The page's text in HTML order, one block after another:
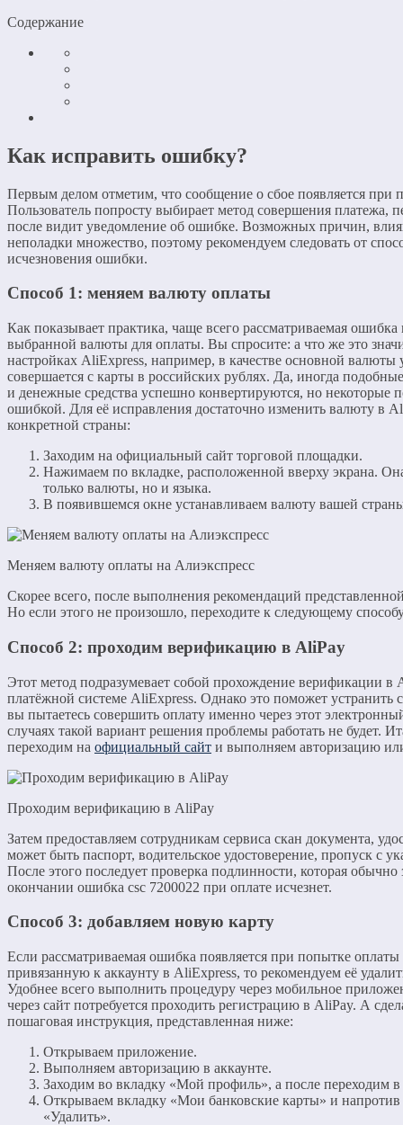
Содержание
Как исправить ошибку?
Первым делом отметим, что сообщение о сбое появляется при
Пользователь попросту выбирает метод совершения платежа,
после видит уведомление об ошибке. Возможных причин,
неполадки множество, поэтому рекомендуем следовать от
исчезновения ошибки.
Способ 1: меняем валюту оплаты
Как показывает практика, чаще всего рассматриваемая ошибка
выбранной валюты для оплаты. Вы спросите: а что же это
настройках AliExpress, например, в качестве основной валюты
совершается с карты в российских рублях. Да, иногда
и денежные средства успешно конвертируются, но некоторые
ошибкой. Для её исправления достаточно изменить валюту в
конкретной страны:
Заходим на официальный сайт торговой площадки.
Нажимаем по вкладке, расположенной вверху экрана.
только валюты, но и языка.
В появившемся окне устанавливаем валюту вашей
Меняем валюту оплаты на Алиэкспресс
Скорее всего, после выполнения рекомендаций
Но если этого не произошло, переходите к следующему
Способ 2: проходим верификацию в AliPay
Этот метод подразумевает собой прохождение верификации
платёжной системе AliExpress. Однако это поможет устранить
вы пытаетесь совершить оплату именно через этот
случаях такой вариант решения проблемы работать не будет.
переходим на официальный сайт и выполняем авторизацию
Проходим верификацию в AliPay
Затем предоставляем сотрудникам сервиса скан документа,
может быть паспорт, водительское удостоверение, пропуск с
После этого последует проверка подлинности, которая
окончании ошибка csc 7200022 при оплате исчезнет.
Способ 3: добавляем новую карту
Если рассматриваемая ошибка появляется при попытке оплаты
привязанную к аккаунту в AliExpress, то рекомендуем её
Удобнее всего выполнить процедуру через мобильное
через сайт потребуется проходить регистрацию в AliPay. А
пошаговая инструкция, представленная ниже:
Открываем приложение.
Выполняем авторизацию в аккаунте.
Заходим во вкладку «Мой профиль», а после переходим
Открываем вкладку «Мои банковские карты» и
«Удалить».